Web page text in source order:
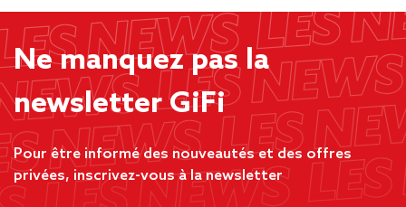
Ne manquez pas la
newsletter GiFi
Pour être informé des nouveautés et des offres
privées, inscrivez-vous à la newsletter